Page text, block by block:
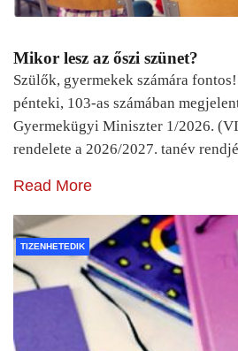
Mikor lesz az őszi szünet?
Szülők, gyermekek számára
pénteki, 103-as számában
Gyermekügyi Miniszter 1/2026.
rendelete a 2026/2027. tanév
Read More
TIZENHETEDIK